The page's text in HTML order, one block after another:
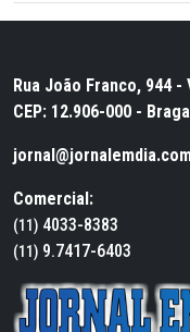
Rua João Franco, 944
CEP: 12.906-000 -
Comercial:
(11) 4033-8383
(11) 9.7417-6403